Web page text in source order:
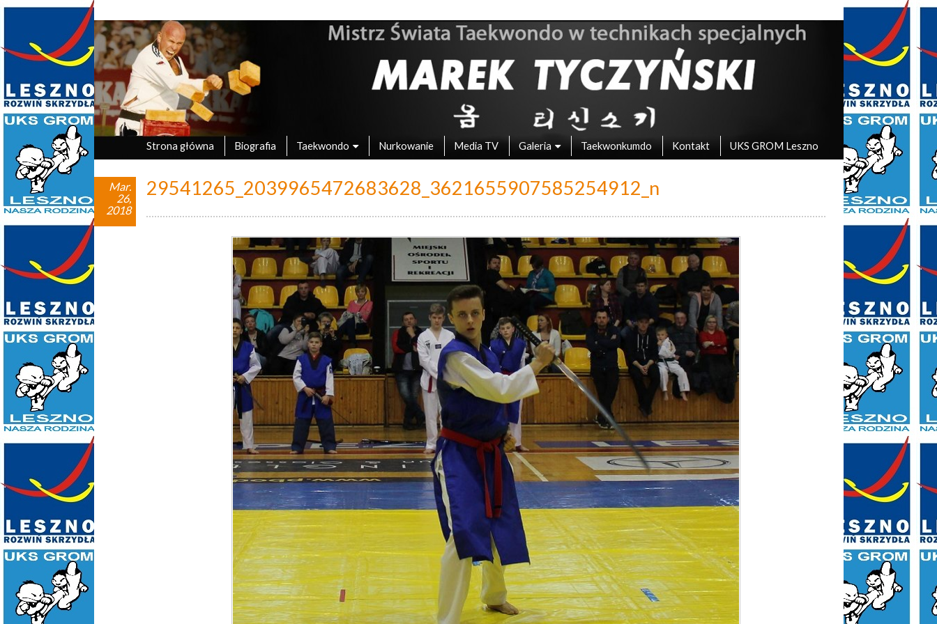
Marek Tyczyński – Mistrz Świata w Taekwondo
oficjalna strona UKS Grom Leszno
Strona główna Biografia Taekwondo Nurkowanie Media TV Galeria Taekwonkumdo Kontakt UKS GROM Leszno
29541265_2039965472683628_3621655907585254912_n
Mar.
26,
2018